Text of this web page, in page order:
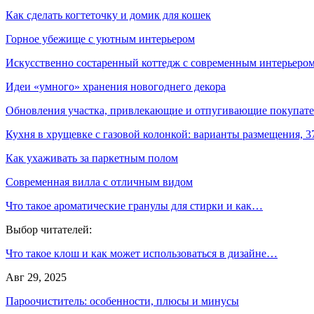
Как сделать когтеточку и домик для кошек
Горное убежище с уютным интерьером
Искусственно состаренный коттедж с современным
Идеи «умного» хранения новогоднего декора
Обновления участка, привлекающие и отпугивающие
Кухня в хрущевке с газовой колонкой: варианты размещения,
Как ухаживать за паркетным полом
Современная вилла с отличным видом
Что такое ароматические гранулы для стирки и как…
Выбор читателей:
Что такое клош и как может использоваться в дизайне…
Авг 29, 2025
Пароочиститель: особенности, плюсы и минусы